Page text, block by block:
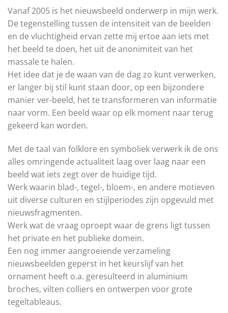
Vanaf 2005 is het nieuwsbeeld onderwerp in mijn werk.
De tegenstelling tussen de intensiteit van de beelden
en de vluchtigheid ervan zette mij ertoe aan iets met
het beeld te doen, het uit de anonimiteit van het
massale te halen.
Het idee dat je de waan van de dag zo kunt verwerken,
er langer bij stil kunt staan door, op een bijzondere
manier ver-beeld, het te transformeren van informatie
naar vorm. Een beeld waar op elk moment naar terug
gekeerd kan worden.
Met de taal van folklore en symboliek verwerk ik de ons
alles omringende actualiteit laag over laag naar een
beeld wat iets zegt over de huidige tijd.
Werk waarin blad-, tegel-, bloem-, en andere motieven
uit diverse culturen en stijlperiodes zijn opgevuld met
nieuwsfragmenten.
Werk wat de vraag oproept waar de grens ligt tussen
het private en het publieke domein.
Een nog immer aangroeiende verzameling
nieuwsbeelden geperst in het keurslijf van het
ornament heeft o.a. geresulteerd in aluminium
broches, vilten colliers en ontwerpen voor grote
tegeltableaus.